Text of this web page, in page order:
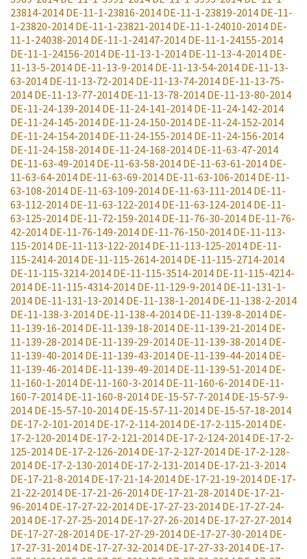
23814-2014 DE-11-1-23816-2014 DE-11-1-23819-2014 DE-11-
1-23820-2014 DE-11-1-23821-2014 DE-11-1-24010-2014 DE-
11-1-24038-2014 DE-11-1-24147-2014 DE-11-1-24155-2014
DE-11-1-24156-2014 DE-11-13-1-2014 DE-11-13-4-2014 DE-
11-13-5-2014 DE-11-13-9-2014 DE-11-13-54-2014 DE-11-13-
63-2014 DE-11-13-72-2014 DE-11-13-74-2014 DE-11-13-75-
2014 DE-11-13-77-2014 DE-11-13-78-2014 DE-11-13-80-2014
DE-11-24-139-2014 DE-11-24-141-2014 DE-11-24-142-2014
DE-11-24-145-2014 DE-11-24-150-2014 DE-11-24-152-2014
DE-11-24-154-2014 DE-11-24-155-2014 DE-11-24-156-2014
DE-11-24-158-2014 DE-11-24-168-2014 DE-11-63-47-2014
DE-11-63-49-2014 DE-11-63-58-2014 DE-11-63-61-2014 DE-
11-63-64-2014 DE-11-63-69-2014 DE-11-63-106-2014 DE-11-
63-108-2014 DE-11-63-109-2014 DE-11-63-111-2014 DE-11-
63-112-2014 DE-11-63-122-2014 DE-11-63-124-2014 DE-11-
63-125-2014 DE-11-72-159-2014 DE-11-76-30-2014 DE-11-76-
42-2014 DE-11-76-149-2014 DE-11-76-150-2014 DE-11-113-
115-2014 DE-11-113-122-2014 DE-11-113-125-2014 DE-11-
115-2414-2014 DE-11-115-2614-2014 DE-11-115-2714-2014
DE-11-115-3214-2014 DE-11-115-3514-2014 DE-11-115-4214-
2014 DE-11-115-4314-2014 DE-11-129-9-2014 DE-11-131-1-
2014 DE-11-131-13-2014 DE-11-138-1-2014 DE-11-138-2-2014
DE-11-138-3-2014 DE-11-138-4-2014 DE-11-139-8-2014 DE-
11-139-16-2014 DE-11-139-18-2014 DE-11-139-21-2014 DE-
11-139-28-2014 DE-11-139-29-2014 DE-11-139-38-2014 DE-
11-139-40-2014 DE-11-139-43-2014 DE-11-139-44-2014 DE-
11-139-46-2014 DE-11-139-49-2014 DE-11-139-51-2014 DE-
11-160-1-2014 DE-11-160-3-2014 DE-11-160-6-2014 DE-11-
160-7-2014 DE-11-160-8-2014 DE-15-57-7-2014 DE-15-57-9-
2014 DE-15-57-10-2014 DE-15-57-11-2014 DE-15-57-18-2014
DE-17-2-101-2014 DE-17-2-114-2014 DE-17-2-115-2014 DE-
17-2-120-2014 DE-17-2-121-2014 DE-17-2-124-2014 DE-17-2-
125-2014 DE-17-2-126-2014 DE-17-2-127-2014 DE-17-2-128-
2014 DE-17-2-130-2014 DE-17-2-131-2014 DE-17-21-3-2014
DE-17-21-8-2014 DE-17-21-14-2014 DE-17-21-19-2014 DE-17-
21-22-2014 DE-17-21-26-2014 DE-17-21-28-2014 DE-17-21-
96-2014 DE-17-27-22-2014 DE-17-27-23-2014 DE-17-27-24-
2014 DE-17-27-25-2014 DE-17-27-26-2014 DE-17-27-27-2014
DE-17-27-28-2014 DE-17-27-29-2014 DE-17-27-30-2014 DE-
17-27-31-2014 DE-17-27-32-2014 DE-17-27-33-2014 DE-17-